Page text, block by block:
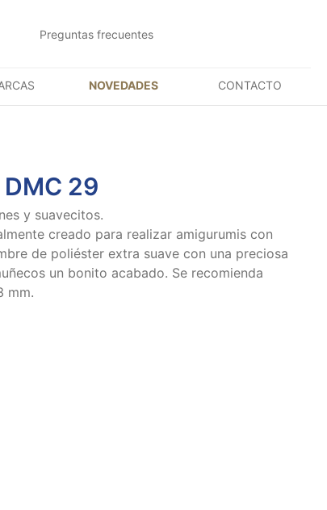
Preguntas frecuentes
NOVEDADES CONTACTO
DMC 29
y suavecitos.
creado para realizar amigurumis con
de poliéster extra suave con una preciosa
un bonito acabado. Se recomienda
mm.